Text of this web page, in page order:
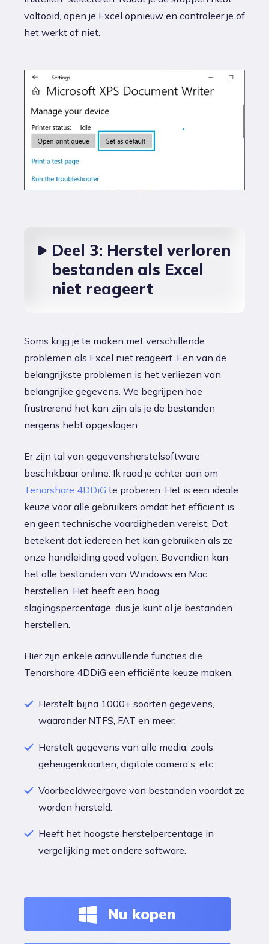
voltooid, open je Excel opnieuw en controleer je of
het werkt of niet.
Deel 3: Herstel verloren
bestanden als Excel
niet reageert
Soms krijg je te maken met verschillende
problemen als Excel niet reageert. Een van de
belangrijkste problemen is het verliezen van
belangrijke gegevens. We begrijpen hoe
frustrerend het kan zijn als je de bestanden
nergens hebt opgeslagen.
Er zijn tal van gegevensherstelsoftware
beschikbaar online. Ik raad je echter aan om
Tenorshare 4DDiG te proberen. Het is een ideale
keuze voor alle gebruikers omdat het efficiënt is
en geen technische vaardigheden vereist. Dat
betekent dat iedereen het kan gebruiken als ze
onze handleiding goed volgen. Bovendien kan
het alle bestanden van Windows en Mac
herstellen. Het heeft een hoog
slagingspercentage, dus je kunt al je bestanden
herstellen.
Hier zijn enkele aanvullende functies die
Tenorshare 4DDiG een efficiënte keuze maken.
Herstelt bijna 1000+ soorten gegevens,
waaronder NTFS, FAT en meer.
Herstelt gegevens van alle media, zoals
geheugenkaarten, digitale camera's, etc.
Voorbeeldweergave van bestanden voordat ze
worden hersteld.
Heeft het hoogste herstelpercentage in
vergelijking met andere software.
Nu kopen